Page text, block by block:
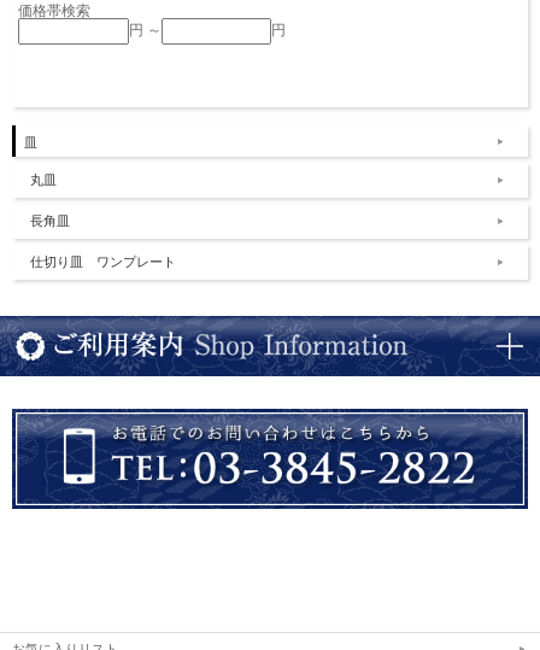
価格帯検索
円 ～
円
皿
丸皿
長角皿
仕切り皿 ワンプレート